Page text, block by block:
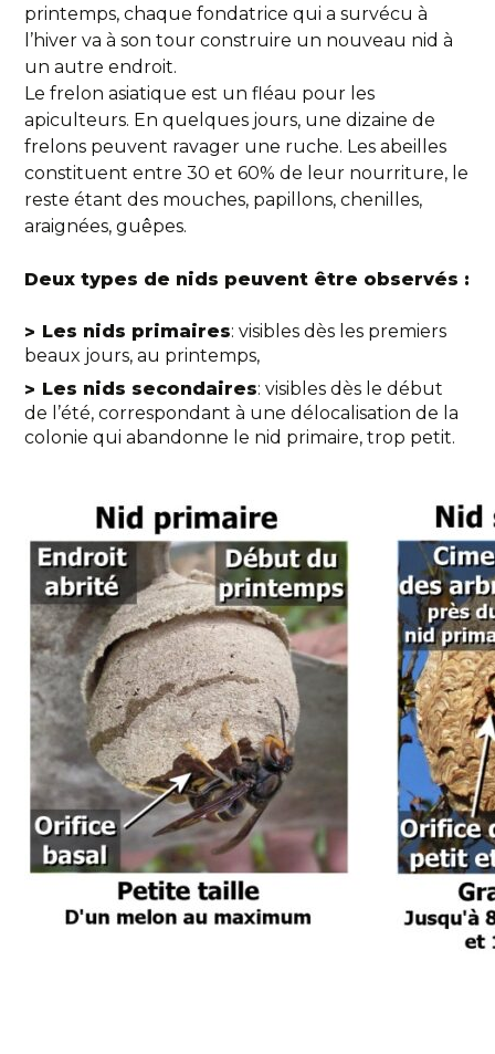
printemps, chaque fondatrice qui a survécu à
l’hiver va à son tour construire un nouveau nid à
un autre endroit.
Le frelon asiatique est un fléau pour les
apiculteurs. En quelques jours, une dizaine de
frelons peuvent ravager une ruche. Les abeilles
constituent entre 30 et 60% de leur nourriture, le
reste étant des mouches, papillons, chenilles,
araignées, guêpes.
Deux types de nids peuvent être observés :
Les nids primaires: visibles dès les premiers
beaux jours, au printemps,
Les nids secondaires: visibles dès le début
de l’été, correspondant à une délocalisation de la
colonie qui abandonne le nid primaire, trop petit.